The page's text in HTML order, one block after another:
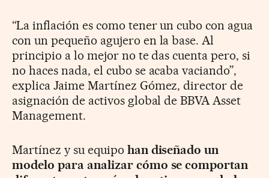
“La inflación es como tener un cubo con agua
con un pequeño agujero en la base. Al
principio a lo mejor no te das cuenta pero, si
no haces nada, el cubo se acaba vaciando”,
explica Jaime Martínez Gómez, director de
asignación de activos global de BBVA Asset
Management.
Martínez y su equipo han diseñado un
modelo para analizar cómo se comportan